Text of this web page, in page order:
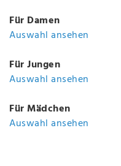
Für Damen
Auswahl ansehen
Für Jungen
Auswahl ansehen
Für Mädchen
Auswahl ansehen